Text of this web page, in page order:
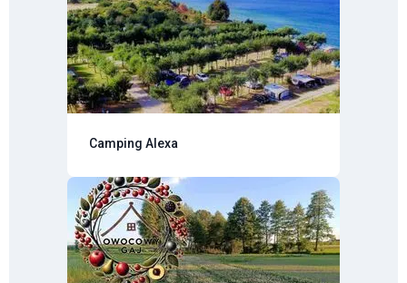
Camping Alexa